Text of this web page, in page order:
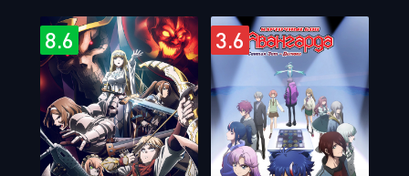
8.6 3.6